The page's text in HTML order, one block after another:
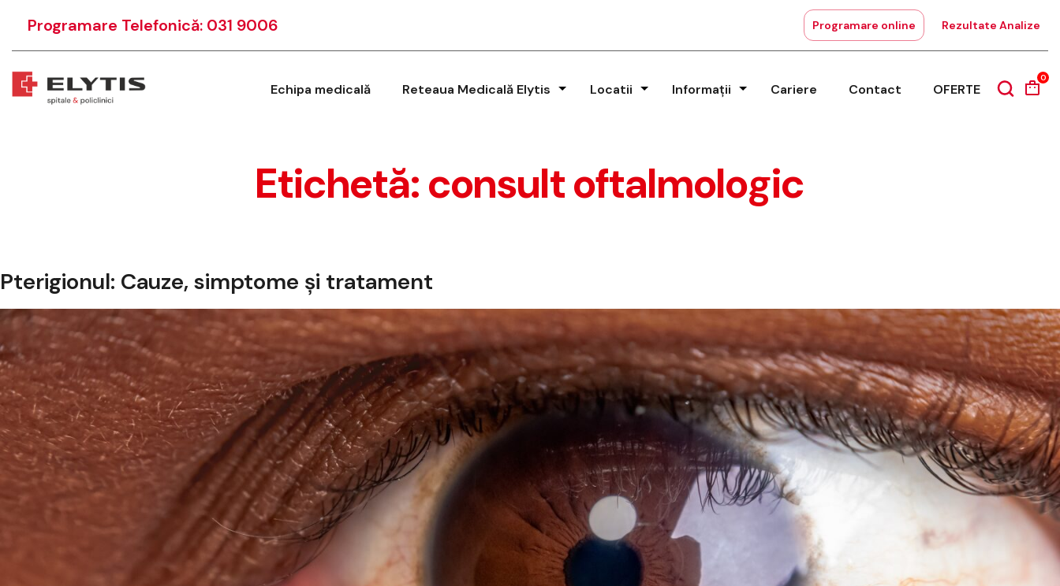
Programare Telefonică: 031 9006 Programare online Rezultate Analize
Echipa medicală Reteaua Medicală Elytis Locatii Informații Cariere Contact OFERTE
0
Etichetă:consult oftalmologic
Pterigionul: Cauze, simptome și tratament